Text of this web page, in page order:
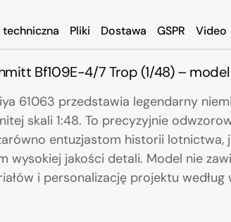
Pliki Dostawa GSPR Video
Bf109E-4/7 Trop (1/48) –
61063 przedstawia legendarny
skali 1:48. To precyzyjnie
entuzjastom historii lotnictwa,
wysokiej jakości detali. Model nie
i personalizację projektu według